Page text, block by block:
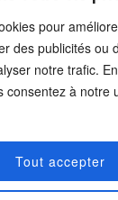
pour
des publicités ou
notre trafic.
consentez à notre
Tout accepter